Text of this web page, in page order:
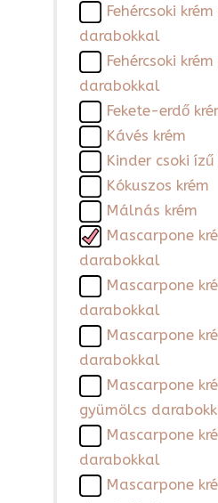
Fehércsoki
darabokkal
Fehércsoki
darabokkal
Fekete-erdő
Kávés krém
Kinder csoki ízű
Kókuszos krém
Málnás krém
Mascarpone
darabokkal
Mascarpone
darabokkal
Mascarpone
darabokkal
Mascarpone
gyümölcs
Mascarpone
darabokkal
Mascarpone